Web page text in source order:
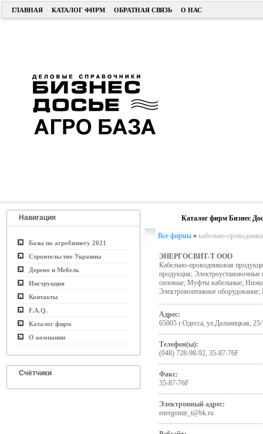
ГЛАВНАЯ КАТАЛОГ ФИРМ ОБРАТНАЯ СВЯЗЬ О НАС
Навигация
Базы по агробизнесу 2021
Строительство Украины
Дерево и Мебель
Инструкция
Контакты
F.A.Q.
Каталог фирм
О компании
Счётчики
Каталог фирм Бизнес
Все фирмы » кабельно-
ЭНЕРГОСВИТ-Т ООО
Кабельно-проводниковая
продукция;
силовые; Муфты кабельные;
Электромонтажное
Адрес:
65005 г.Одесса, ул.Дальницкая,
Телефон(ы):
(048) 728-98-92, 35-87-76F
Факс:
35-87-76F
Электронный адрес:
energomir_t@bk.ru